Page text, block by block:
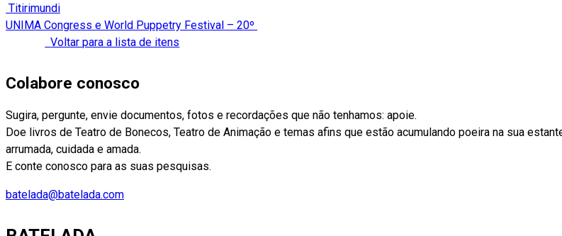
Titirimundi
UNIMA Congress e World Puppetry Festival – 20º
Voltar para a lista de itens
Colabore conosco
Sugira, pergunte, envie documentos, fotos e recordações que não tenhamos: apoie.
Doe livros de Teatro de Bonecos, Teatro de Animação e temas afins que estão acumulando poeira na sua
arrumada, cuidada e amada.
E conte conosco para as suas pesquisas.
batelada@batelada.com